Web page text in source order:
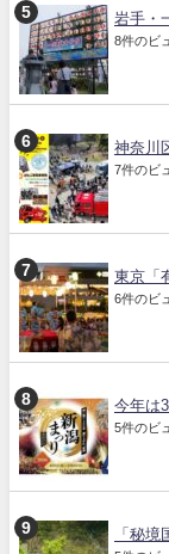
岩手・
8件のビ
神奈川
7件のビ
東京「
6件のビ
今年は
5件のビ
「秘